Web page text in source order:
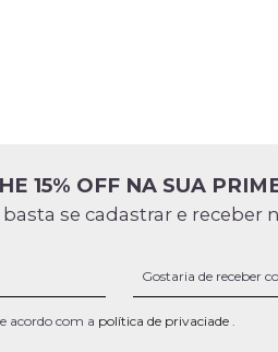
15% OFF NA SUA
basta se cadastrar e receber
acordo com a política de privaciade .